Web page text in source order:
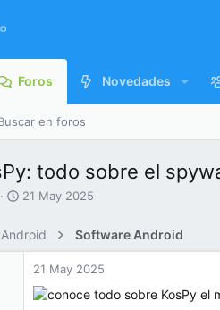
Foros Novedades
en foros
todo sobre el
F
c
h
21 May 2025
Android Software Android
21 May 2025